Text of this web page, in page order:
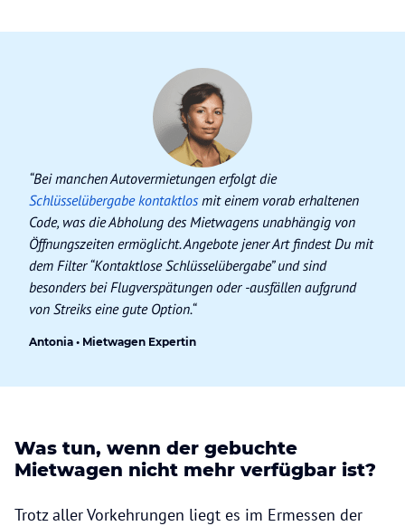
“Bei manchen Autovermietungen erfolgt die
Schlüsselübergabe kontaktlos mit einem vorab erhaltenen
Code, was die Abholung des Mietwagens unabhängig von
Öffnungszeiten ermöglicht. Angebote jener Art findest Du mit
dem Filter “Kontaktlose Schlüsselübergabe” und sind
besonders bei Flugverspätungen oder -ausfällen aufgrund
von Streiks eine gute Option.“
Antonia • Mietwagen Expertin
Was tun, wenn der gebuchte
Mietwagen nicht mehr verfügbar ist?
Trotz aller Vorkehrungen liegt es im Ermessen der